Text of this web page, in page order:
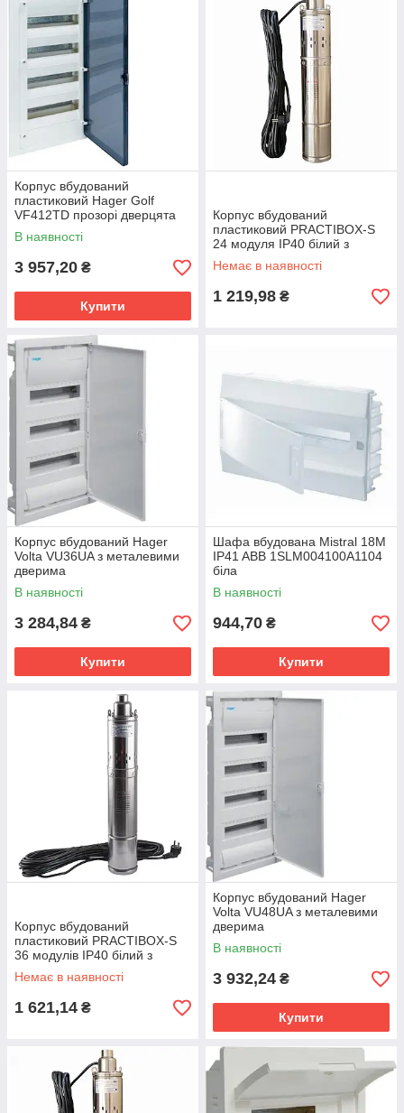
Корпус вбудований
пластиковий Hager Golf
VF412TD прозорі дверцята
В наявності
3 957,20 ₴
Купити
Корпус вбудований
пластиковий PRACTIBOX-S
24 модуля IP40 білий з
димчастими дверцятами та
шинами PE+N Legrand
Немає в наявності
1 219,98 ₴
Корпус вбудований Hager
Volta VU36UA з металевими
дверима
В наявності
3 284,84 ₴
Купити
Шафа вбудована Mistral 18M
IP41 ABB 1SLM004100A1104
біла
В наявності
944,70 ₴
Купити
Корпус вбудований
пластиковий PRACTIBOX-S
36 модулів IP40 білий з
димчастими дверцятами та
шинами PE+N Legrand
Немає в наявності
1 621,14 ₴
Корпус вбудований Hager
Volta VU48UA з металевими
дверима
В наявності
3 932,24 ₴
Купити